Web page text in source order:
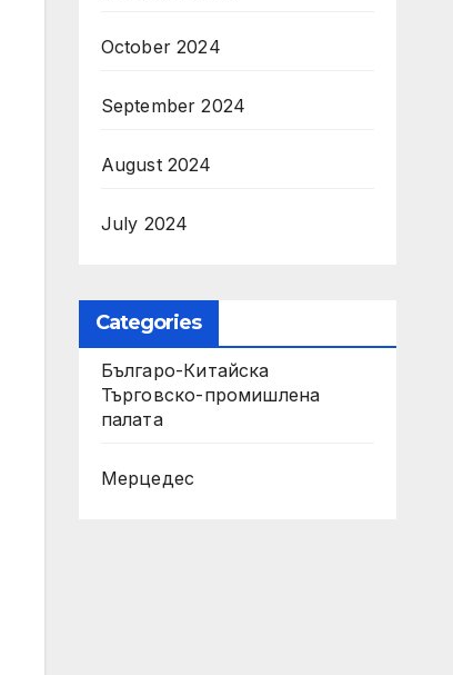
October 2024
September 2024
August 2024
July 2024
Categories
Българо-Китайска
Търговско-промишлена
палaта
Мерцедес